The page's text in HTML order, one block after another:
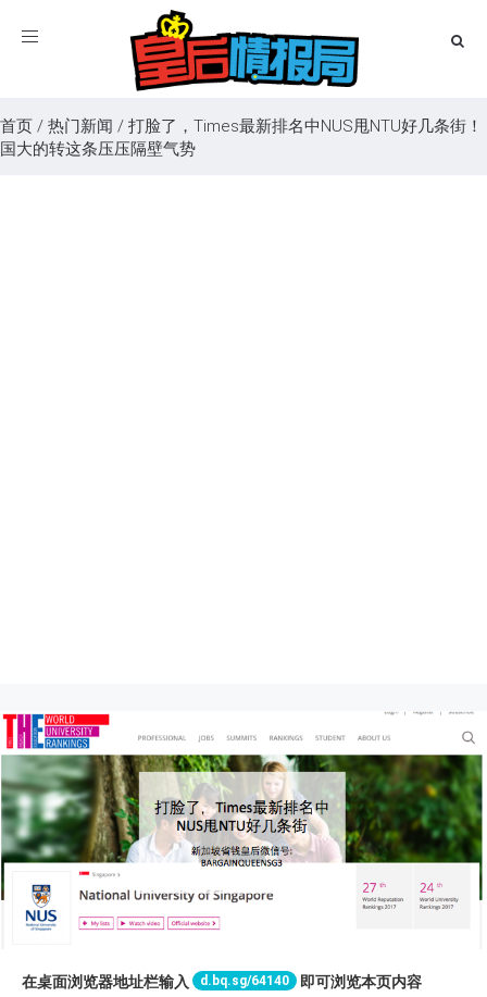
Toggle
首页 / 热门新闻 / 打脸了，Times最新排名中NUS甩NTU好几条街！
国大的转这条压压隔壁气势
在桌面浏览器地址栏输入 d.bq.sg/64140 即可浏览本页内容